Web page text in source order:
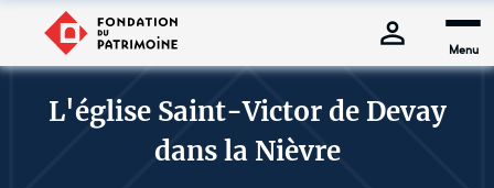
Menu
L'église Saint-Victor de Devay
dans la Nièvre